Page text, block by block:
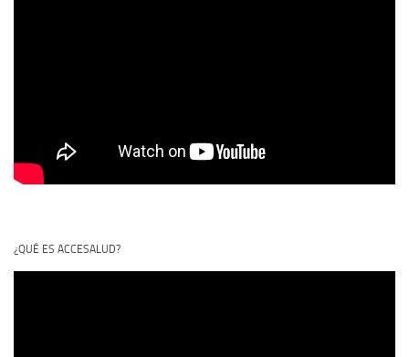
¿QUÉ ES ACCESALUD?